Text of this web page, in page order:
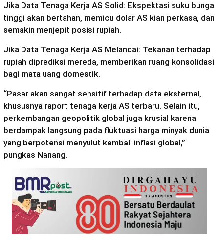
Jika Data Tenaga Kerja AS Solid: Ekspektasi suku bunga
tinggi akan bertahan, memicu dolar AS kian perkasa, dan
semakin menjepit posisi rupiah.
Jika Data Tenaga Kerja AS Melandai: Tekanan terhadap
rupiah diprediksi mereda, memberikan ruang konsolidasi
bagi mata uang domestik.
“Pasar akan sangat sensitif terhadap data eksternal,
khususnya raport tenaga kerja AS terbaru. Selain itu,
perkembangan geopolitik global juga krusial karena
berdampak langsung pada fluktuasi harga minyak dunia
yang berpotensi menyulut kembali inflasi global,”
pungkas Nanang.